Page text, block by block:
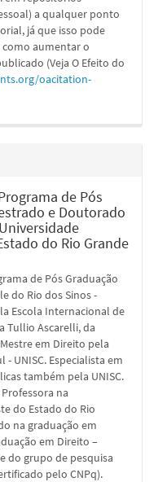
a qualquer ponto
já que isso pode
aumentar o
(Veja O Efeito do
oacitation-
de Pós
e Doutorado
do Rio Grande
de Pós Graduação
do Rio dos Sinos -
Escola Internacional de
Tullio Ascarelli, da
em Direito pela
- UNISC. Especialista em
também pela UNISC.
na
do Estado do Rio
na graduação em
em Direito –
do grupo de pesquisa
pelo CNPq).